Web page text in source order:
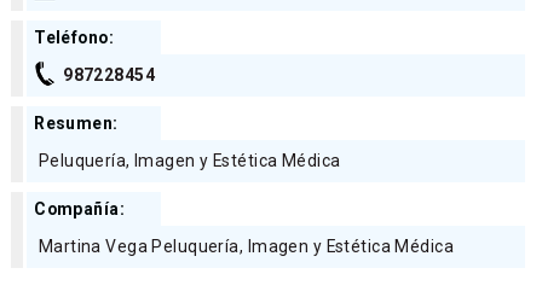
Teléfono:
987228454
Resumen:
Peluquería, Imagen y Estética Médica
Compañía:
Martina Vega Peluquería, Imagen y Estética Médica